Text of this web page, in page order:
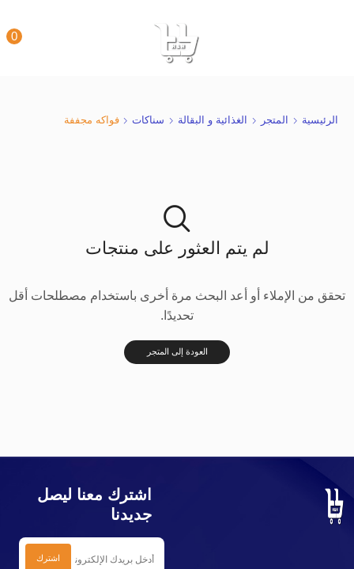
0
الرئيسية المتجر الغذائية و البقالة سناكات فواكه مجففة
لم يتم العثور على منتجات
تحقق من الإملاء أو أعد البحث مرة أخرى باستخدام مصطلحات أقل
تحديدًا.
العودة إلى المتجر
اشترك معنا ليصل
جديدنا